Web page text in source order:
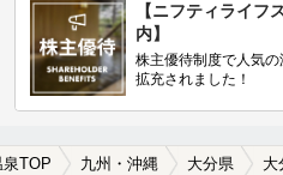
【ニフティライフ
内】
株主優待制度で人気
拡充されました！
泉TOP 九州・沖縄 大分県 大